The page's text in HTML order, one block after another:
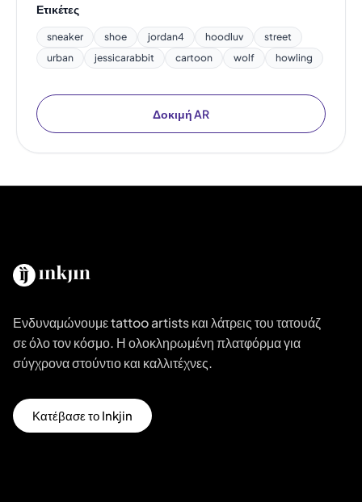
Ετικέτες
sneaker shoe jordan4 hoodluv
street
urban
jessicarabbit cartoon wolf howling
Δοκιμή AR
Ενδυναμώνουμε tattoo artists και λάτρεις του τατουάζ
σε όλο τον κόσμο. Η ολοκληρωμένη πλατφόρμα για
σύγχρονα στούντιο και καλλιτέχνες.
Κατέβασε το Inkjin